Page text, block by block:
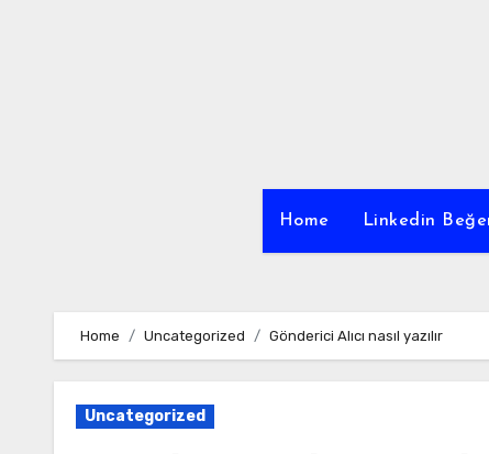
Home Linkedin
Home Uncategorized Gönderici Alıcı nasıl yazılır
Uncategorized